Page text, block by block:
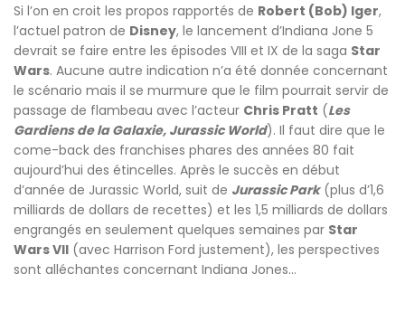
Si l’on en croit les propos rapportés de Robert (Bob) Iger,
l’actuel patron de Disney, le lancement d’Indiana Jone 5
devrait se faire entre les épisodes VIII et IX de la saga Star
Wars. Aucune autre indication n’a été donnée concernant
le scénario mais il se murmure que le film pourrait servir de
passage de flambeau avec l’acteur Chris Pratt (Les
Gardiens de la Galaxie, Jurassic World). Il faut dire que le
come-back des franchises phares des années 80 fait
aujourd’hui des étincelles. Après le succès en début
d’année de Jurassic World, suit de Jurassic Park (plus d’1,6
milliards de dollars de recettes) et les 1,5 milliards de dollars
engrangés en seulement quelques semaines par Star
Wars VII (avec Harrison Ford justement), les perspectives
sont alléchantes concernant Indiana Jones…